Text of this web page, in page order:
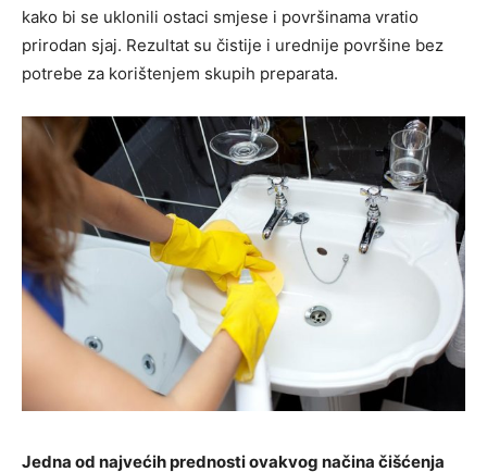
kako bi se uklonili ostaci smjese i površinama vratio
prirodan sjaj. Rezultat su čistije i urednije površine bez
potrebe za korištenjem skupih preparata.
Jedna od najvećih prednosti ovakvog načina čišćenja